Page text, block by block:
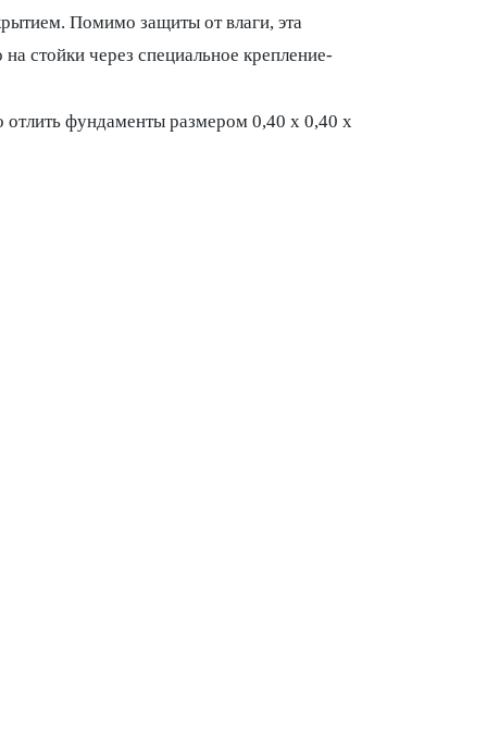
Помимо защиты от влаги, эта
стойки через специальное крепление-
фундаменты размером 0,40 х 0,40 х